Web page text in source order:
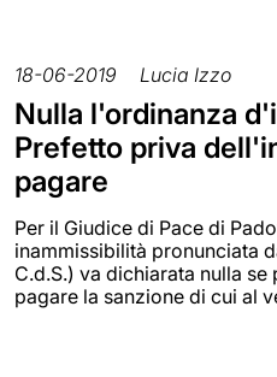
18-06-2019 Lucia Izzo
Nulla l'ordinanza
Prefetto priva
pagare
Per il Giudice di Pace di
inammissibilità pronunciata
C.d.S.) va dichiarata nulla
pagare la sanzione di cui al